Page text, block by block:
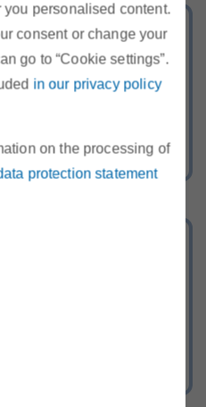
personalised content.
consent or change your
go to “Cookie settings”.
in our privacy policy
on the processing of
protection statement
günstigstes Strom-